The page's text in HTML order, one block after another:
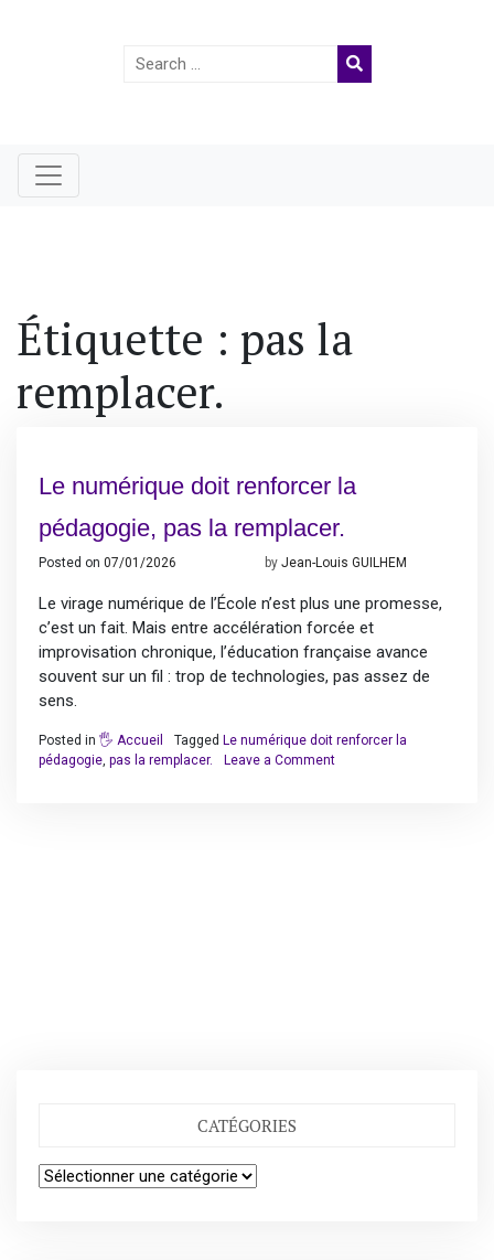
Search
Étiquette : pas la
remplacer.
Le numérique doit renforcer la
pédagogie, pas la remplacer.
Posted on 07/01/2026 by Jean-Louis GUILHEM
Le virage numérique de l’École n’est plus une promesse,
c’est un fait. Mais entre accélération forcée et
improvisation chronique, l’éducation française avance
souvent sur un fil : trop de technologies, pas assez de
sens.
Posted in 🖐️ Accueil Tagged Le numérique doit renforcer la
pédagogie pas la remplacer. Leave a Commenton
CATÉGORIES
Catégories